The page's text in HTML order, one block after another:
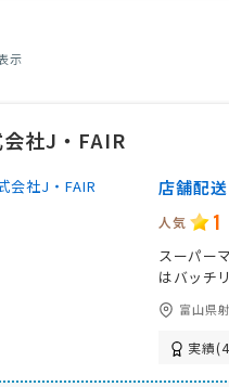
示
社J・FAIR
店舗配
人気 1
スーパー
はバッチ
富山県
実績